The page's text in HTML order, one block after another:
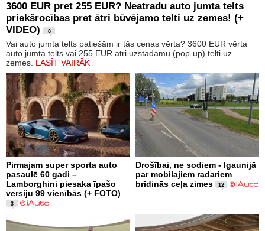
3600 EUR pret 255 EUR? Neatradu auto jumta telts
priekšrocības pret ātri būvējamo telti uz zemes! (+
VIDEO)
8
Vai auto jumta telts patiešām ir tās cenas vērta? 3600 EUR vērta
auto jumta telts vai 255 EUR ātri uzstādāmu (pop-up) telti uz
zemes. LASĪT VAIRĀK
Pirmajam super sporta auto
pasaulē 60 gadi –
Lamborghini piesaka īpašo
versiju 99 vienībās (+ FOTO)
3
Drošībai, ne sodiem - Igaunijā
par mobilajiem radariem
brīdinās ceļa zimes
12